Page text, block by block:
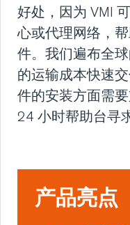
关于我们
新闻
服务
好处，因为 VMI
心或代理网络，
件。我们遍布全
的运输成本快速
件的安装方面需
24 小时帮助台寻
产品亮点